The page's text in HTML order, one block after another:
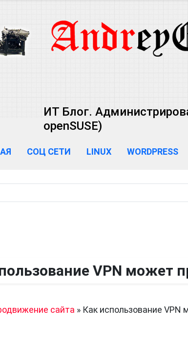
ИТ Блог.
openSUSE)
СОЦ СЕТИ LINUX WORDPRESS
VPN может
сайта » Как использование VPN